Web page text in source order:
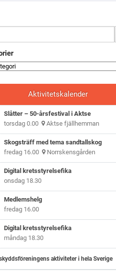
Aktivitetskalender
Slåtter – 50-årsfestival i Aktse
torsdag 0.00 Aktse fjällhemman
Skogsträff med tema sandtallskog
fredag 16.00 Norrskensgården
Digital kretsstyrelsefika
onsdag 18.30
Medlemshelg
fredag 16.00
Digital kretsstyrelsefika
måndag 18.30
aktiviteter i hela Sverige